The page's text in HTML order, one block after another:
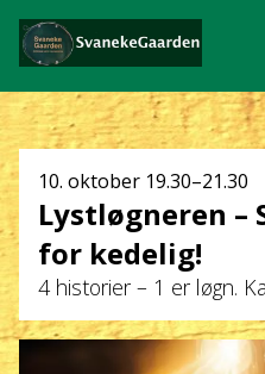
Dato
og
klokkeslæt
10. oktober 19.30–21.30
Lystløgneren –
for kedelig!
4 historier – 1 er løgn.